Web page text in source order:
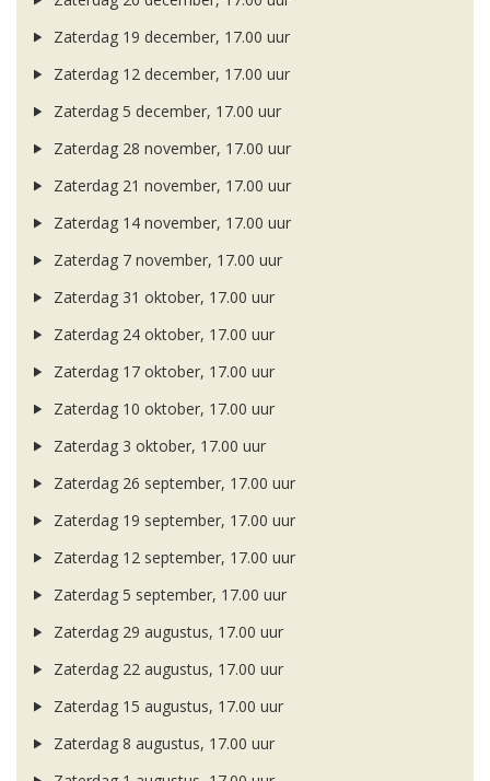
Zaterdag 19 december, 17.00 uur
Zaterdag 12 december, 17.00 uur
Zaterdag 5 december, 17.00 uur
Zaterdag 28 november, 17.00 uur
Zaterdag 21 november, 17.00 uur
Zaterdag 14 november, 17.00 uur
Zaterdag 7 november, 17.00 uur
Zaterdag 31 oktober, 17.00 uur
Zaterdag 24 oktober, 17.00 uur
Zaterdag 17 oktober, 17.00 uur
Zaterdag 10 oktober, 17.00 uur
Zaterdag 3 oktober, 17.00 uur
Zaterdag 26 september, 17.00 uur
Zaterdag 19 september, 17.00 uur
Zaterdag 12 september, 17.00 uur
Zaterdag 5 september, 17.00 uur
Zaterdag 29 augustus, 17.00 uur
Zaterdag 22 augustus, 17.00 uur
Zaterdag 15 augustus, 17.00 uur
Zaterdag 8 augustus, 17.00 uur